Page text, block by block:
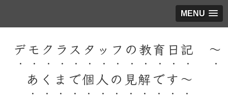
MENU
デモクラスタッフの教育日記 ～
あくまで個人の見解です～